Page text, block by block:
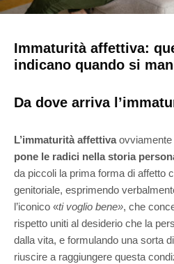
Immaturità affettiva:
indicano quando si
Da dove arriva
L’immaturità affettivaovviamente
pone le radici nella storia
da piccoli la prima forma di affetto
genitoriale, esprimendo
l’iconico «ti voglio bene», che
rispetto uniti al desiderio che la
dalla vita, e formulando una sorta
riuscire a raggiungere questa